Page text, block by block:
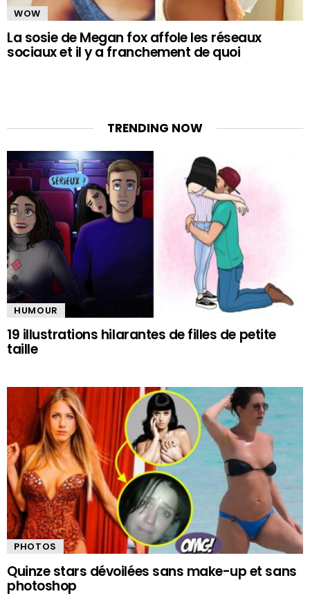
WOW
La sosie de Megan fox affole les réseaux
sociaux et il y a franchement de quoi
TRENDING NOW
HUMOUR
19 illustrations hilarantes de filles de petite
taille
PHOTOS
Quinze stars dévoilées sans make-up et sans
photoshop